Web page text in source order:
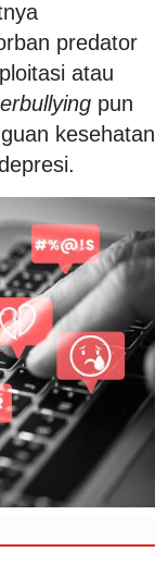
predator
atau
pun
kesehatan